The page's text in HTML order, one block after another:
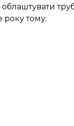
облаштувати
року тому.